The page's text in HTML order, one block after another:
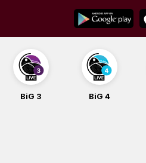
content
BiG 3 BiG 4